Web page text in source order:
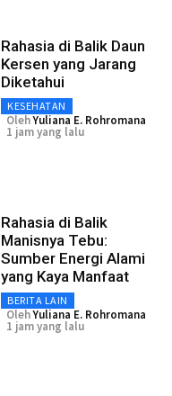
Rahasia di Balik Daun
Kersen yang Jarang
Diketahui
KESEHATAN
OlehYuliana E. Rohromana
1 jam yang lalu
Rahasia di Balik
Manisnya Tebu:
Sumber Energi Alami
yang Kaya Manfaat
BERITA LAIN
OlehYuliana E. Rohromana
1 jam yang lalu